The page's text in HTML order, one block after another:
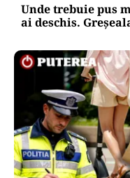
Unde trebuie pus
ai deschis.